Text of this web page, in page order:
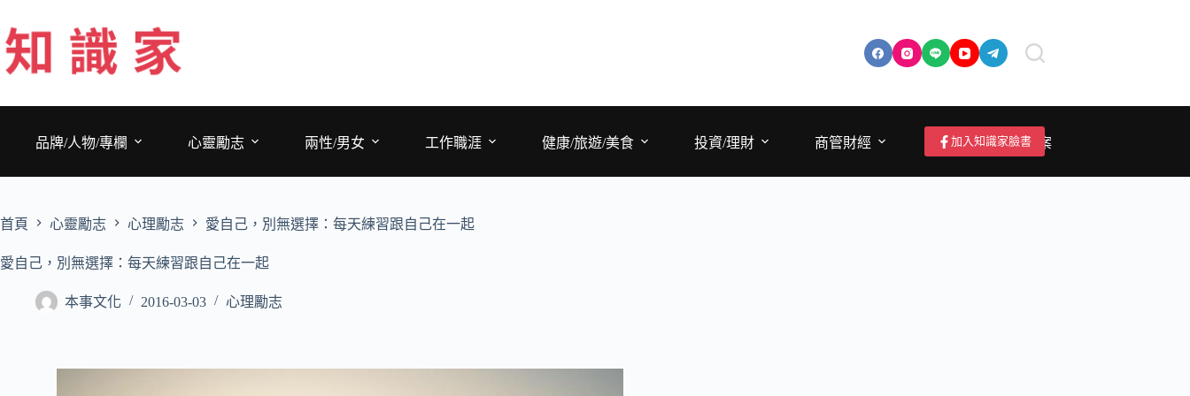
至
主
要
品牌/人物/專欄
心靈勵志 兩性/男女 工作職涯 健康/旅遊/美食 投資/理財 商管財經 成為作者/投稿/提案
加入知識家臉書
首頁 心靈勵志 心理勵志 愛自己，別無選擇：每天練習跟自己在一起
愛自己，別無選擇：每天練習跟自己在一起
本事文化 2016-03-03 心理勵志